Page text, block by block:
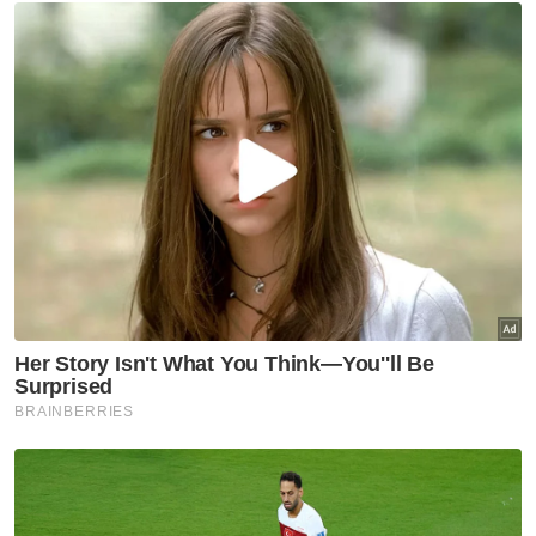
kemudahan medan selera, dobi layan diri,
telaga wakaf, spa muslimah, tempat gunting
rambut dan cuci kereta itu telah berjaya
menjadi tarikan pengunjung dalam dan luar
negara untuk singgah ke Merbok.
Berita Telus & Tulus menerusi E-Mel setiap
hari!